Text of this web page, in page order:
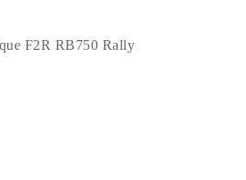
F2R RB750 Rally